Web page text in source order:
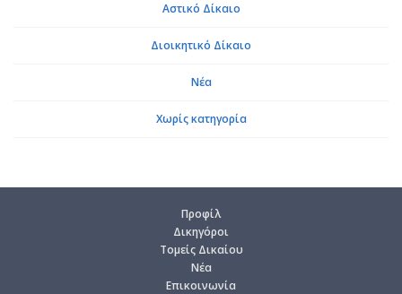
Αστικό Δίκαιο
Διοικητικό Δίκαιο
Νέα
Χωρίς κατηγορία
Προ­φίλ
Δι­κη­γό­ροι
Το­μείς Δι­καί­ου
Νέα
Επι­κοι­νω­νία